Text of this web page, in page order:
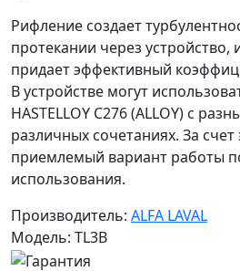
Рифление создает
протекании через устройство,
придает эффективный
В устройстве могут
HASTELLOY C276 (ALLOY) с
различных сочетаниях. За счет
приемлемый вариант работы
использования.
Производитель: ALFA LAVAL
Модель: TL3B